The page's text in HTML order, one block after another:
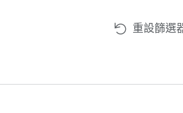
重設篩選